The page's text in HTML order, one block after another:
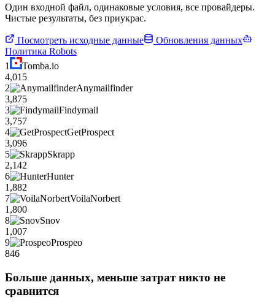
Один входной файл, одинаковые условия, все провайдеры.
Чистые результаты, без приукрас.
Посмотреть исходные данные
Обновления данных
Политика Robots
1
Tomba.io
4,015
2
Anymailfinder
3,875
3
Findymail
3,757
4
GetProspect
3,096
5
Skrapp
2,142
6
Hunter
1,882
7
VoilaNorbert
1,800
8
Snov
1,007
9
Prospeo
846
Больше данных, меньше затрат никто не
сравнится